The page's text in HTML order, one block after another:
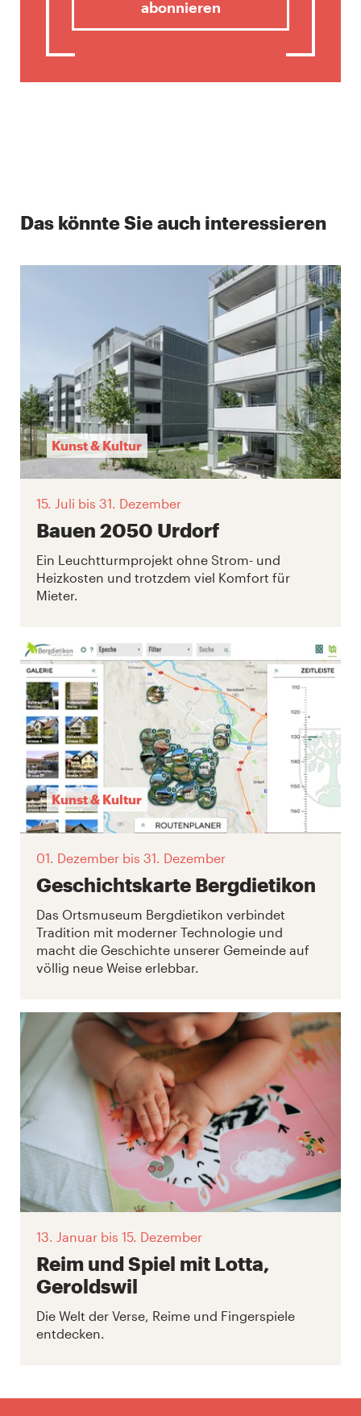
abonnieren
Das könnte Sie auch interessieren
Kunst & Kultur
15. Juli bis 31. Dezember
Bauen 2050 Urdorf
Ein Leuchtturmprojekt ohne Strom- und
Heizkosten und trotzdem viel Komfort für
Mieter.
Kunst & Kultur
01. Dezember bis 31. Dezember
Geschichtskarte Bergdietikon
Das Ortsmuseum Bergdietikon verbindet
Tradition mit moderner Technologie und
macht die Geschichte unserer Gemeinde auf
völlig neue Weise erlebbar.
13. Januar bis 15. Dezember
Reim und Spiel mit Lotta,
Geroldswil
Die Welt der Verse, Reime und Fingerspiele
entdecken.